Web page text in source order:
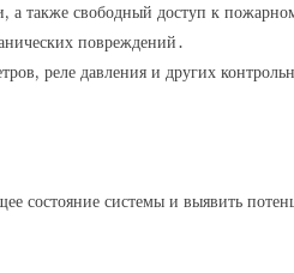
также свободный доступ к
повреждений․
реле давления и других
состояние системы и выявить